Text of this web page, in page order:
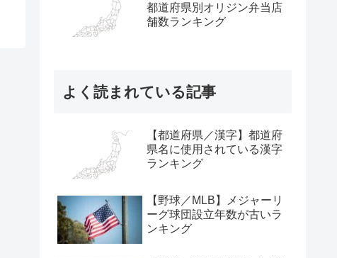
都道府県別オリジン弁当店
舗数ランキング
よく読まれている記事
【都道府県／漢字】都道府
県名に使用されている漢字
ランキング
【野球／MLB】メジャーリ
ーグ球団設立年数が古いラ
ンキング